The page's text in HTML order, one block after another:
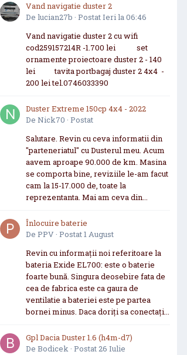
Vand navigatie duster 2
De lucian27b · PostatIeri la 06:46
Vand navigatie duster 2 cu wifi
cod259157214R -1.700 lei set
ornamente proiectoare duster 2 - 140
lei tavita portbagaj duster 2 4x4 -
200 lei tel.0746033390
Duster Extreme 150cp 4x4 - 2022
De Nick70 · Postat
Salutare. Revin cu ceva informatii din
"parteneriatul" cu Dusterul meu. Acum
aavem aproape 90.000 de km. Masina
se comporta bine, reviziile le-am facut
cam la 15-17.000 de, toate la
reprezentanta. Mai am ceva din...
Înlocuire baterie
De PPV · Postat1 August
Revin cu informații noi referitoare la
bateria Exide EL700: este o baterie
foarte bună. Singura deosebire fata de
cea de fabrica este ca gaura de
ventilatie a bateriei este pe partea
bornei minus. Daca doriți sa conectați...
Gpl Dacia Duster 1.6 (h4m-d7)
De Bodicek· Postat26 Iulie